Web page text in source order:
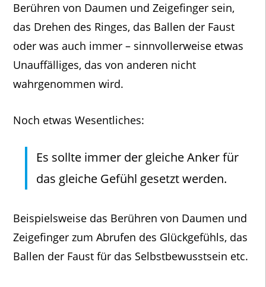
Berühren von Daumen und Zeigefinger sein,
das Drehen des Ringes, das Ballen der Faust
oder was auch immer – sinnvollerweise etwas
Unauffälliges, das von anderen nicht
wahrgenommen wird.
Noch etwas Wesentliches:
Es sollte immer der gleiche Anker für
das gleiche Gefühl gesetzt werden.
Beispielsweise das Berühren von Daumen und
Zeigefinger zum Abrufen des Glückgefühls, das
Ballen der Faust für das Selbstbewusstsein etc.